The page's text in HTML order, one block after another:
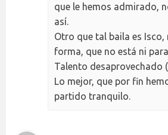
que le hemos admirado,
así.
Otro que tal baila es Isco,
forma, que no está ni
Talento desaprovechado
Lo mejor, que por fin
partido tranquilo.